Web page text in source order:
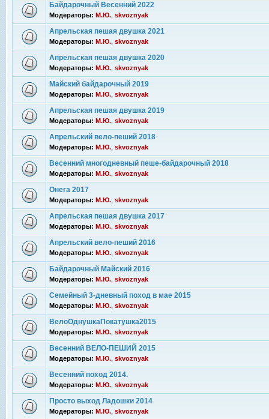
Байдарочный Весенний 2022
Модераторы: М.Ю. skvoznyak
Апрельская пешая двушка 2021
Модераторы: М.Ю. skvoznyak
Апрельская пешая двушка 2020
Модераторы: М.Ю. skvoznyak
Майский байдарочный 2019
Модераторы: М.Ю. skvoznyak
Апрельская пешая двушка 2019
Модераторы: М.Ю. skvoznyak
Апрельский вело-пеший 2018
Модераторы: М.Ю. skvoznyak
Весенний многодневный пеше-байдарочный 2018
Модераторы: М.Ю. skvoznyak
Онега 2017
Модераторы: М.Ю. skvoznyak
Апрельская пешая двушка 2017
Модераторы: М.Ю. skvoznyak
Апрельский вело-пеший 2016
Модераторы: М.Ю. skvoznyak
Байдарочный Майский 2016
Модераторы: М.Ю. skvoznyak
Семейный 3-дневный поход в мае 2015
Модераторы: М.Ю. skvoznyak
ВелоОднушкаПокатушка2015
Модераторы: М.Ю. skvoznyak
Весенний ВЕЛО-ПЕШИЙ 2015
Модераторы: М.Ю. skvoznyak
Весенний поход 2014.
Модераторы: М.Ю. skvoznyak
Просто выход Ладошки 2014
Модераторы: М.Ю. skvoznyak